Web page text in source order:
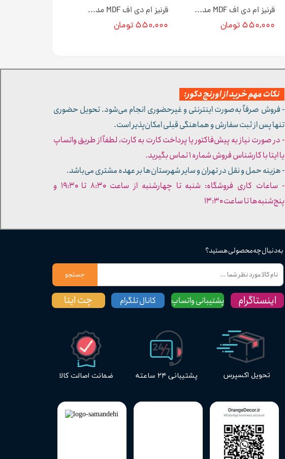
قرنیز ام دی اف MDF مدل گُلد کد 102 [انبار تهران]
۵۵۰,۰۰۰ تومان
قرنیز ام دی اف MDF مدل مدرن کد 104 [انبار تهران]
۵۵۰,۰۰۰ تومان
تحویل اکسپرس پشتیبانی ۲۴ ساعته ضمانت اصالت کالا
به دنبال چه محصولی هستید؟
جستجو
پشتیبانی واتساپ چت ایتا کانال تلگرام اینستاگرام
نکات مهم خرید از اورنج دکور:
- فروش صرفاً به‌صورت اینترنتی و غیرحضوری انجام می‌شود. تحویل حضوری
تنها پس از ثبت سفارش و هماهنگی قبلی امکان‌پذیر است.
- در صورت نیاز به پیش‌فاکتور یا پرداخت کارت به کارت، لطفاً از طریق واتساپ
یا ایتا با کارشناس فروش شماره ۱ تماس بگیرید.
- هزینه حمل و نقل در تهران و سایر شهرستان‌ها بر عهده مشتری می‌باشد.
- ساعات کاری فروشگاه: شنبه تا چهارشنبه از ساعت ۸:۳۰ تا ۱۹:۳۰ و
پنج‌شنبه‌ها تا ساعت ۱۳:۳۰​​​​​​​